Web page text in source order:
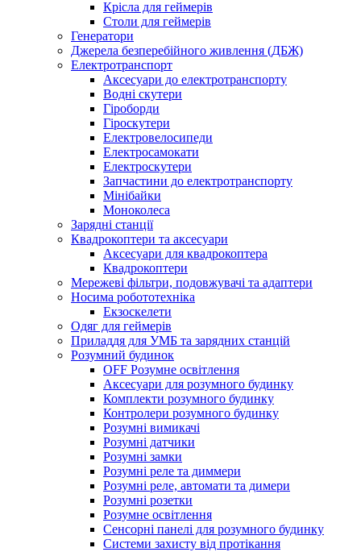
Крісла для геймерів
Столи для геймерів
Генератори
Джерела безперебійного живлення (ДБЖ)
Електротранспорт
Аксесуари до електротранспорту
Водні скутери
Гіроборди
Гіроскутери
Електровелосипеди
Електросамокати
Електроскутери
Запчастини до електротранспорту
Мінібайки
Моноколеса
Зарядні станції
Квадрокоптери та аксесуари
Аксесуари для квадрокоптера
Квадрокоптери
Мережеві фільтри, подовжувачі та адаптери
Носима робототехніка
Екзоскелети
Одяг для геймерів
Приладдя для УМБ та зарядних станцій
Розумний будинок
OFF Розумне освітлення
Аксесуари для розумного будинку
Комплекти розумного будинку
Контролери розумного будинку
Розумні вимикачі
Розумні датчики
Розумні замки
Розумні реле та диммери
Розумні реле, автомати та димери
Розумні розетки
Розумне освітлення
Сенсорні панелі для розумного будинку
Системи захисту від протікання